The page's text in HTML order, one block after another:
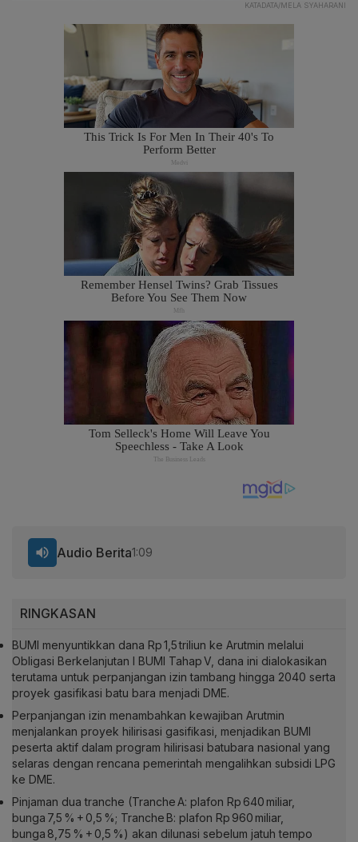
KATADATA/MELA SYAHARANI
RINGKASAN
BUMI menyuntikkan dana Rp 1,5 triliun ke Arutmin melalui
Obligasi Berkelanjutan I BUMI Tahap V, dana ini dialokasikan
terutama untuk perpanjangan izin tambang hingga 2040 serta
proyek gasifikasi batu bara menjadi DME.
Perpanjangan izin menambahkan kewajiban Arutmin
menjalankan proyek hilirisasi gasifikasi, menjadikan BUMI
peserta aktif dalam program hilirisasi batubara nasional yang
selaras dengan rencana pemerintah mengalihkan subsidi LPG
ke DME.
Pinjaman dua tranche (Tranche A: plafon Rp 640 miliar,
bunga 7,5 % + 0,5 %; Tranche B: plafon Rp 960 miliar,
bunga 8,75 % + 0,5 %) akan dilunasi sebelum jatuh tempo
Audio Berita1:09